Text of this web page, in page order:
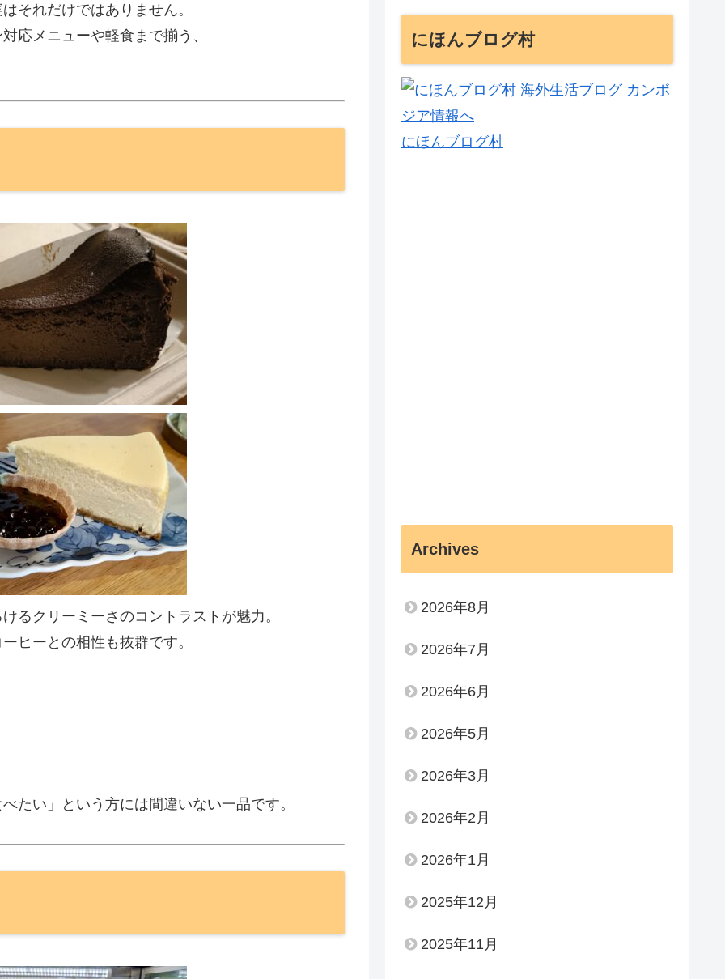
それだけではありません。
応メニューや軽食まで揃う、
るクリーミーさのコントラストが魅力。
ヒーとの相性も抜群です。
たい」という方には間違いない一品です。
にほんブログ村
にほんブログ村
Archives
2026年8月
2026年7月
2026年6月
2026年5月
2026年3月
2026年2月
2026年1月
2025年12月
2025年11月